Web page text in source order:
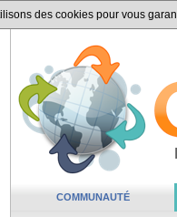
des cookies pour vous
COMMUNAUTÉ